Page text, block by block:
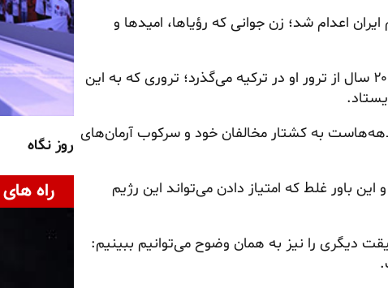
که توسط رژیم ایران اعدام شد؛ زن جوانی که رؤیاها، امیدها و
عمه دیگرم، زهرا رجبی، در ترکیه ترور شد. امسال بیش از ۲۰ سال از ترور او در ترکیه می‌گذرد؛ تروری که به این
به کشتار مخالفان خود و سرکوب آرمان‌های
باور غلط که امتیاز دادن می‌تواند این رژیم
دیگری را نیز به همان وضوح می‌توانیم ببینیم:
روز نگاه
راه